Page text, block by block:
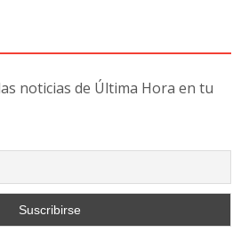
noticias de Última Hora en tu